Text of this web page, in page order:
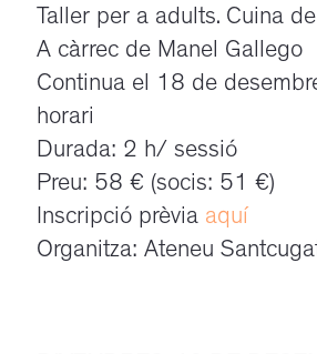
Taller per a adults. Cuina
A càrrec de Manel Gallego
Continua el 18 de
horari
Durada: 2 h/ sessió
Preu: 58 € (socis: 51 €)
Inscripció prèvia aquí
Organitza: Ateneu